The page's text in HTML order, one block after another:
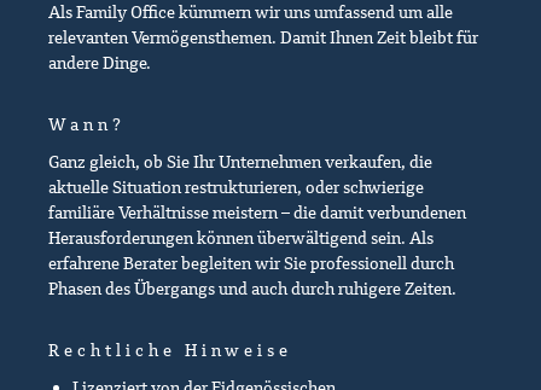
Als Family Office kümmern wir uns umfassend um alle
relevanten Vermögensthemen. Damit Ihnen Zeit bleibt für
andere Dinge.
Wann?
Ganz gleich, ob Sie Ihr Unternehmen verkaufen, die
aktuelle Situation restrukturieren, oder schwierige
familiäre Verhältnisse meistern – die damit verbundenen
Herausforderungen können überwältigend sein. Als
erfahrene Berater begleiten wir Sie professionell durch
Phasen des Übergangs und auch durch ruhigere Zeiten.
Rechtliche Hinweise